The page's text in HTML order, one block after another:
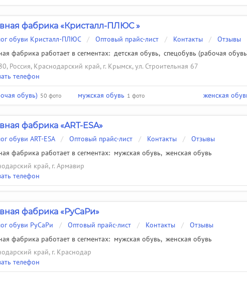
фабрика «Кристалл-ПЛЮС »
обуви Кристалл-ПЛЮС / Оптовый прайс-лист / Контакты /
Отзывы
фабрика работает в сегментах: детская обувь, спецобувь (рабочая
Россия, Краснодарский край, г. Крымск, ул. Строительная 67
телефон
обувь) 50 фото мужская обувь 1 фото женская
фабрика «ART-ESA»
обуви ART-ESA / Оптовый прайс-лист / Контакты /
Отзывы
фабрика работает в сегментах: мужская обувь, женская обувь
край, г. Армавир
телефон
фабрика «РуСаРи»
обуви РуСаРи / Оптовый прайс-лист / Контакты /
Отзывы
фабрика работает в сегментах: мужская обувь, женская обувь
край, г. Краснодар
телефон